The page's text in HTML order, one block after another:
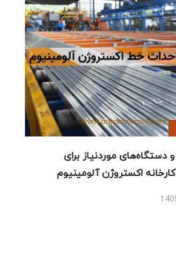
دستگاه‌های موردنیاز برای
اکستروژن آلومینیوم